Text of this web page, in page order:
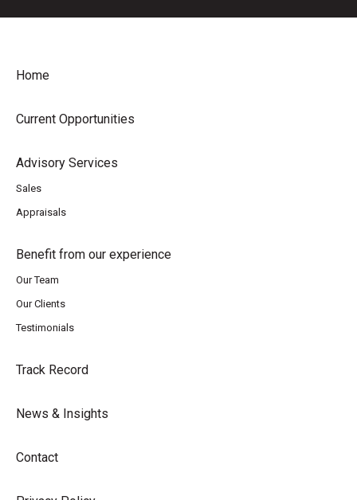
Home
Current Opportunities
Advisory Services
Sales
Appraisals
Benefit from our experience
Our Team
Our Clients
Testimonials
Track Record
News & Insights
Contact